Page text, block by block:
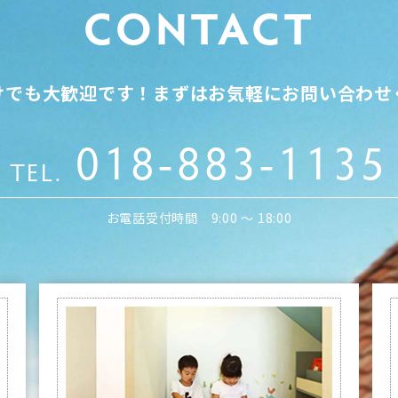
CONTACT
も大歓迎です！ まずはお気軽にお問い合わ
TEL. 018-883-1135
お電話受付時間 9:00 〜 18:00